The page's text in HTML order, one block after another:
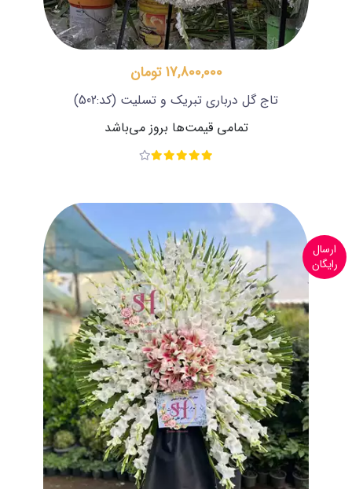
17,800,000 تومان
تاج گل درباری تبریک و تسلیت (کد:502)
تمامی قیمت‌ها بروز می‌باشد
ارسال
رایگان